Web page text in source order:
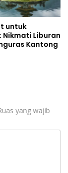
untuk
Nikmati Liburan
Kantong
yang wajib